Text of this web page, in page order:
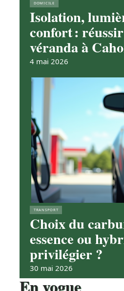
DOMICILE
Isolation,
confort :
véranda à
4 mai 2026
TRANSPORT
Choix du
essence ou
privilégier ?
30 mai 2026
En vogue